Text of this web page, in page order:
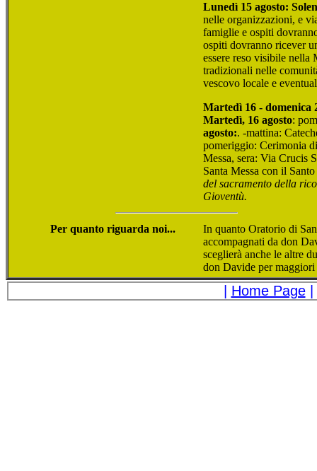
Lunedì 15 agosto:
nelle organizzazioni, e
famiglie e ospiti
ospiti dovranno ricever
essere reso visibile nella
tradizionali nelle
vescovo locale e
Martedì 16 - domenica
Martedì, 16 agosto:
agosto:. -mattina:
pomeriggio: Cerimonia
Messa, sera: Via Crucis
Santa Messa con il
del sacramento della
Gioventù.
Per quanto riguarda noi...
In quanto Oratorio di
accompagnati da don
sceglierà anche le altre
don Davide per
Home Page|